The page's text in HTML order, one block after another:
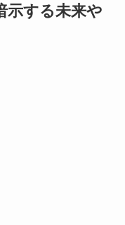
示する未来や